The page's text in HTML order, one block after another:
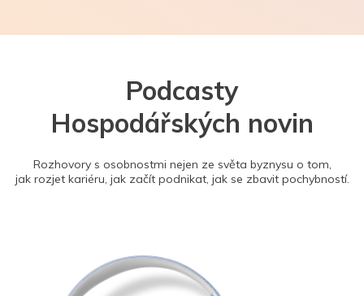
Podcasty
Hospodářských novin
Rozhovory s osobnostmi nejen ze světa byznysu o tom,
jak rozjet kariéru, jak začít podnikat, jak se zbavit pochybností.